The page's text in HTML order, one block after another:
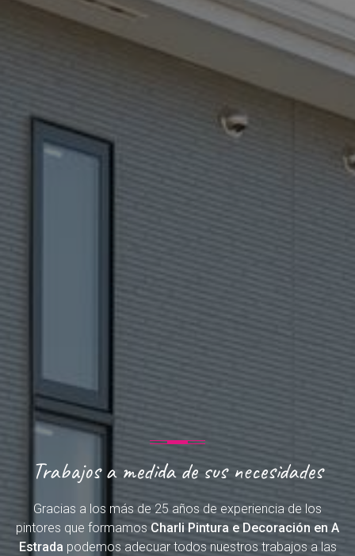
Trabajos a medida de sus necesidades
Gracias a los más de 25 años de experiencia de los
pintores que formamos Charli Pintura e Decoración en A
Estrada podemos adecuar todos nuestros trabajos a las